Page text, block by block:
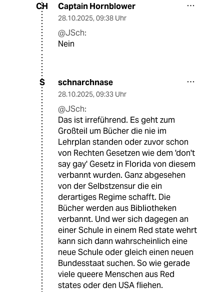
CH Captain Hornblower
28.10.2025, 09:38 Uhr
@JSch:
Nein
S schnarchnase
28.10.2025, 09:33 Uhr
@JSch:
Das ist irreführend. Es geht zum
Großteil um Bücher die nie im
Lehrplan standen oder zuvor schon
von Rechten Gesetzen wie dem 'don't
say gay' Gesetz in Florida von diesem
verbannt wurden. Ganz abgesehen
von der Selbstzensur die ein
derartiges Regime schafft. Die
Bücher werden aus Bibliotheken
verbannt. Und wer sich dagegen an
einer Schule in einem Red state wehrt
kann sich dann wahrscheinlich eine
neue Schule oder gleich einen neuen
Bundesstaat suchen. So wie gerade
viele queere Menschen aus Red
states oder den USA fliehen.